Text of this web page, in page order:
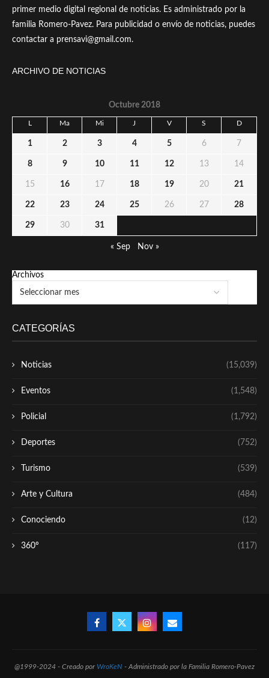
primer medio digital regional de noticias. Es administrado por la
familia Romero-Pavez. Para publicidad o envío de noticias, puedes
contactar a prensavi@gmail.com.
ARCHIVO DE NOTICIAS
Octubre 2018
L Ma Mi J V S D
1 2 3 4 5 6 7
8 9 10 11 12 13 14
15 16 17 18 19 20 21
22 23 24 25 26 27 28
29 30 31
« Sep Nov »
Archivos
CATEGORÍAS
Noticias (15,039)
Eventos (1,548)
Policial (1,792)
Deportes (752)
Turismo (539)
Arte y Cultura (484)
Conociendo (12)
360º (117)
@1999-2024 - Creado por WroKeN - Administrado por la Familia Romero-Pavez